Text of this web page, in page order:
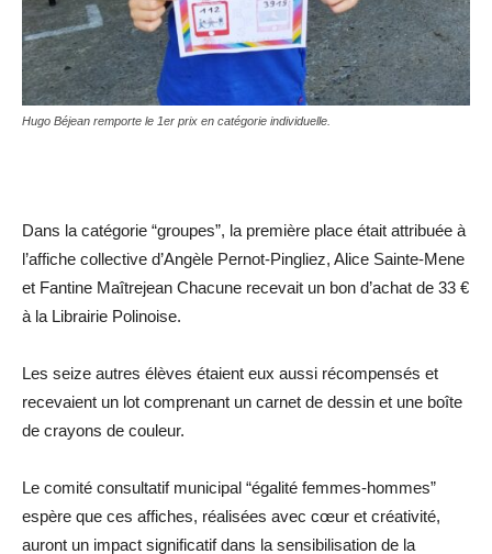
Hugo Béjean remporte le 1er prix en catégorie individuelle.
Dans la catégorie “groupes”, la première place était attribuée à
l’affiche collective d’Angèle Pernot-Pingliez, Alice Sainte-Mene
et Fantine Maîtrejean Chacune recevait un bon d’achat de 33 €
à la Librairie Polinoise.
Les seize autres élèves étaient eux aussi récompensés et
recevaient un lot comprenant un carnet de dessin et une boîte
de crayons de couleur.
Le comité consultatif municipal “égalité femmes-hommes”
espère que ces affiches, réalisées avec cœur et créativité,
auront un impact significatif dans la sensibilisation de la